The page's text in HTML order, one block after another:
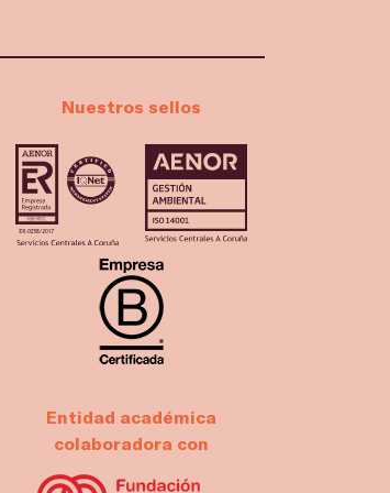
Nuestros sellos
Entidad académica
colaboradora con